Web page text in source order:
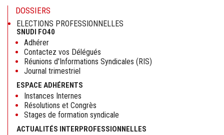
DOSSIERS
ELECTIONS PROFESSIONNELLES
SNUDI FO40
Adhérer
Contactez vos Délégués
Réunions d'Informations Syndicales (RIS)
Journal trimestriel
ESPACE ADHÉRENTS
Instances Internes
Résolutions et Congrès
Stages de formation syndicale
ACTUALITÉS INTERPROFESSIONNELLES